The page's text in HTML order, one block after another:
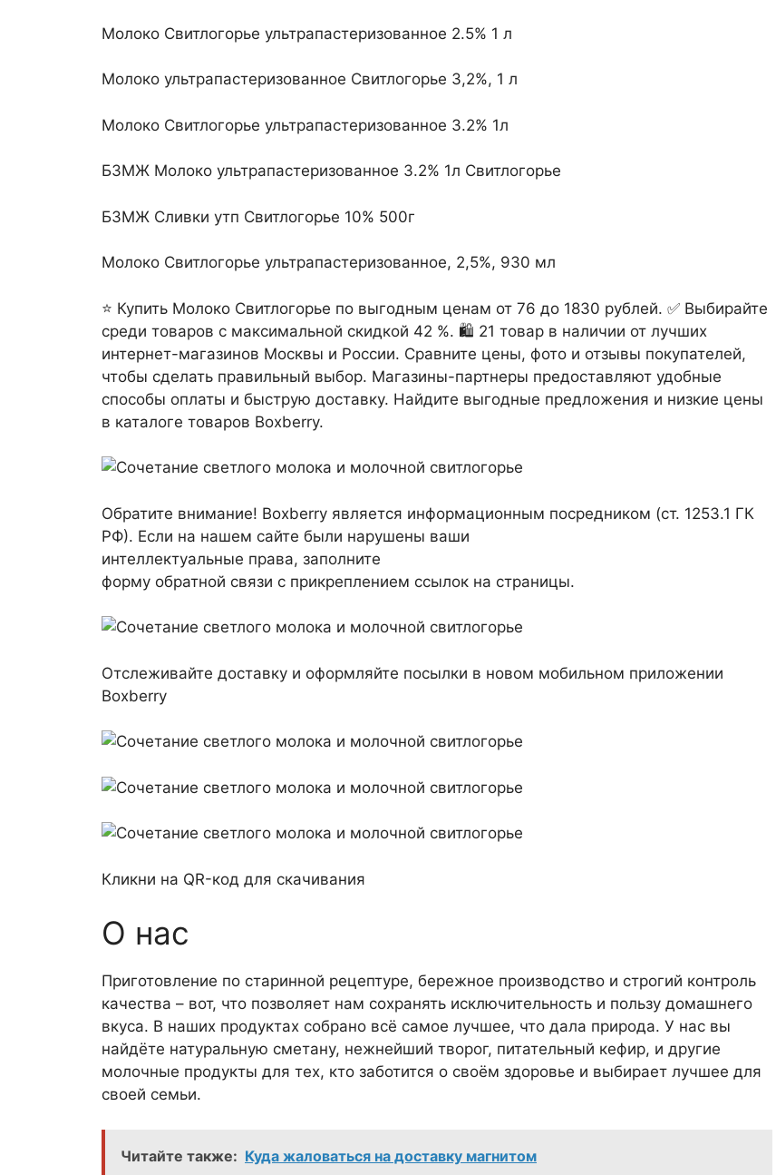
Молоко Свитлогорье ультрапастеризованное 2.5% 1 л
Молоко ультрапастеризованное Свитлогорье 3,2%, 1 л
Молоко Свитлогорье ультрапастеризованное 3.2% 1л
БЗМЖ Молоко ультрапастеризованное 3.2% 1л Свитлогорье
БЗМЖ Сливки утп Свитлогорье 10% 500г
Молоко Свитлогорье ультрапастеризованное, 2,5%, 930 мл
⭐ Купить Молоко Свитлогорье по выгодным ценам от 76 до 1830 рублей. ✅ Выбирайте
среди товаров с максимальной скидкой 42 %. 🛍️ 21 товар в наличии от лучших
интернет-магазинов Москвы и России. Сравните цены, фото и отзывы покупателей,
чтобы сделать правильный выбор. Магазины-партнеры предоставляют удобные
способы оплаты и быструю доставку. Найдите выгодные предложения и низкие цены
в каталоге товаров Boxberry.
Обратите внимание! Boxberry является информационным посредником (ст. 1253.1 ГК
РФ). Если на нашем сайте были нарушены ваши
интеллектуальные права, заполните
форму обратной связи с прикреплением ссылок на страницы.
Отслеживайте доставку и оформляйте посылки в новом мобильном приложении
Boxberry
Кликни на QR-код для скачивания
О нас
Приготовление по старинной рецептуре, бережное производство и строгий контроль
качества – вот, что позволяет нам сохранять исключительность и пользу домашнего
вкуса. В наших продуктах собрано всё самое лучшее, что дала природа. У нас вы
найдёте натуральную сметану, нежнейший творог, питательный кефир, и другие
молочные продукты для тех, кто заботится о своём здоровье и выбирает лучшее для
своей семьи.
Читайте также: Куда жаловаться на доставку магнитом